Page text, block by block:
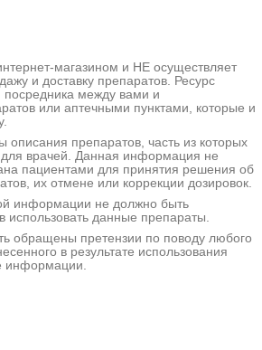
д. 57,
+7(495..показать
20250₽
Запись
Подвижность глазных яблок
ограничена. Для постановки
диагноза применяется визометрия,
офтальмоскопия, биомикроскопия,
преходящей слепоты используются
гормональные препараты,
никотиновая кислота,
спазмолитики, плазмозаменители,
ксантины,
мембраностабилизирующие
средства.
магазином и НЕ осуществляет
и доставку препаратов. Ресурс
посредника между вами и
или аптечными пунктами, которые и
препаратов, часть из которых
для врачей. Данная информация не
пациентами для принятия решения об
их отмене или коррекции дозировок.
информации не должно быть
использовать данные препараты.
обращены претензии по поводу любого
в результате использования
информации.